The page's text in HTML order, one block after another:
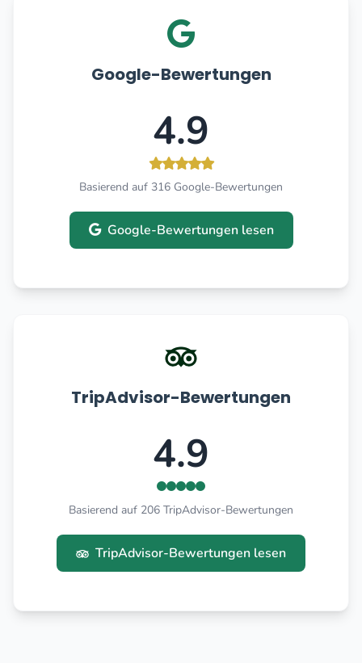
Google-Bewertungen
4.9
Basierend auf 316 Google-Bewertungen
Google-Bewertungen lesen
TripAdvisor-Bewertungen
4.9
Basierend auf 206 TripAdvisor-Bewertungen
TripAdvisor-Bewertungen lesen